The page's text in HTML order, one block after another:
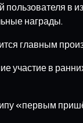
в
награды.
главным
в
«первым